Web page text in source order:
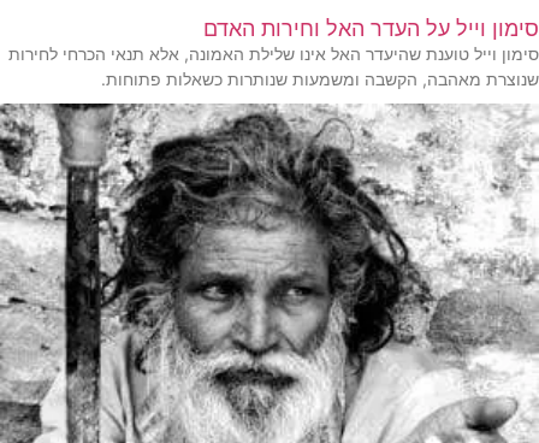
סימון וייל על העדר האל וחירות האדם
סימון וייל טוענת שהיעדר האל אינו שלילת האמונה, אלא תנאי הכרחי לחירות
שנוצרת מאהבה, הקשבה ומשמעות שנותרות כשאלות פתוחות.